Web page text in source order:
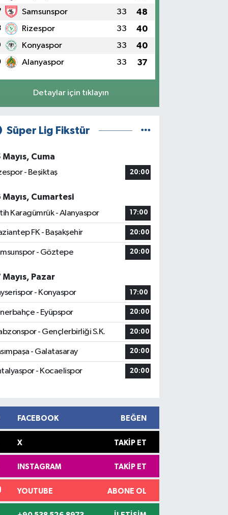
Samsunspor 33 48
Rizespor 33 40
Konyaspor 33 40
Alanyaspor 33 37
Detaylar için tıklayın
Süper Lig Fikstür
Mayıs, Cuma
- Beşiktaş
20:00
Mayıs, Cumartesi
Karagümrük - Alanyaspor
17:00
FK - Başakşehir 20:00
- Göztepe 20:00
Mayıs, Pazar
- Konyaspor
17:00
- Eyüpspor 20:00
- Gençlerbirliği S.K. 20:00
- Galatasaray 20:00
- Kocaelispor 20:00
FACEBOOK BEĞEN
X TAKIP ET
INSTAGRAM TAKIP ET
YOUTUBE ABONE OL